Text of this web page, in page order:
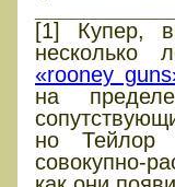
[1] Купер,
несколько
«rooney
на
но Тейлор
совокупно-